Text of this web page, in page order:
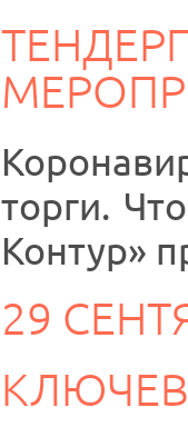
торги.
Контур»
29